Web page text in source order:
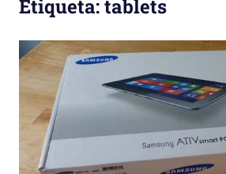
Etiqueta:tablets